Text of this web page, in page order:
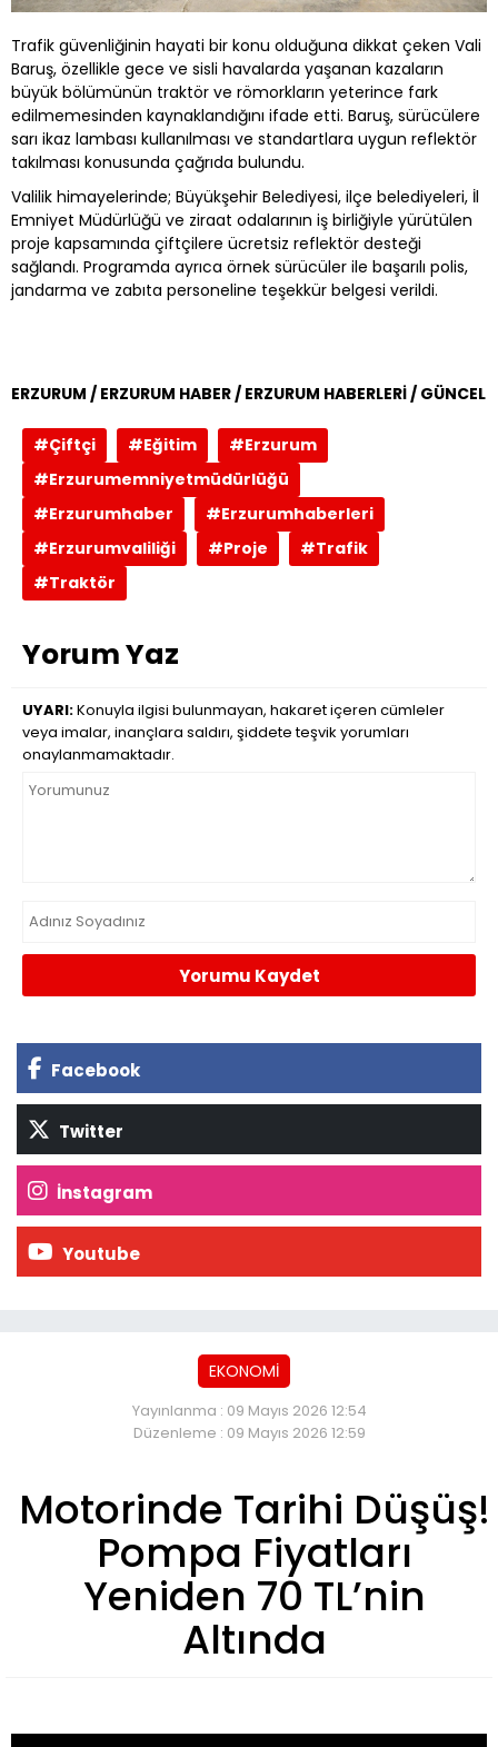
Trafik güvenliğinin hayati bir konu olduğuna dikkat çeken Vali
Baruş, özellikle gece ve sisli havalarda yaşanan kazaların
büyük bölümünün traktör ve römorkların yeterince fark
edilmemesinden kaynaklandığını ifade etti. Baruş, sürücülere
sarı ikaz lambası kullanılması ve standartlara uygun reflektör
takılması konusunda çağrıda bulundu.
Valilik himayelerinde; Büyükşehir Belediyesi, ilçe belediyeleri, İl
Emniyet Müdürlüğü ve ziraat odalarının iş birliğiyle yürütülen
proje kapsamında çiftçilere ücretsiz reflektör desteği
sağlandı. Programda ayrıca örnek sürücüler ile başarılı polis,
jandarma ve zabıta personeline teşekkür belgesi verildi.
ERZURUM / ERZURUM HABER / ERZURUM HABERLERİ / GÜNCEL
#Çiftçi #Eğitim
#Erzurum
#Erzurumemniyetmüdürlüğü
#Erzurumhaber
#Erzurumhaberleri
#Erzurumvaliliği
#Proje
#Trafik
#Traktör
Yorum Yaz
UYARI:Konuyla ilgisi bulunmayan, hakaret içeren cümleler
veya imalar, inançlara saldırı, şiddete teşvik yorumları
onaylanmamaktadır.
Yorumu Kaydet
Facebook
Twitter
İnstagram
Youtube
EKONOMİ
Yayınlanma : 09 Mayıs 2026 12:54
Düzenleme : 09 Mayıs 2026 12:59
Motorinde Tarihi Düşüş!
Pompa Fiyatları
Yeniden 70 TL’nin
Altında